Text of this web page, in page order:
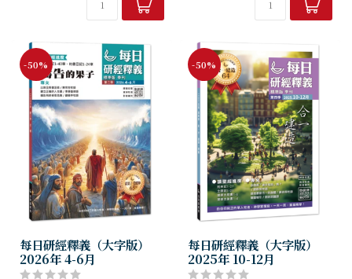
-50%
每日研經釋義（大字版）
2026年 4-6月
-50%
每日研經釋義（大字版）
2025年 10-12月